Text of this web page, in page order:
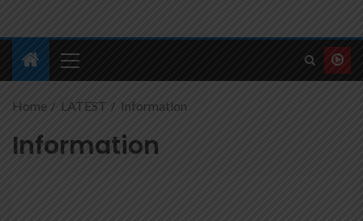
Home LATEST Information
Information